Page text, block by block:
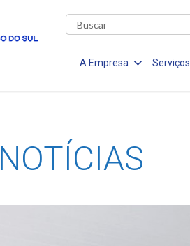
A Empresa Serviços
NOTÍCIAS